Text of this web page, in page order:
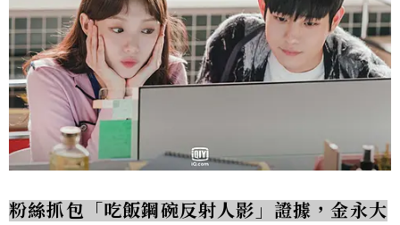
粉絲抓包「吃飯鋼碗反射人影」證據，金永大